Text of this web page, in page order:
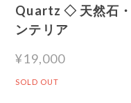
Quartz ◇ 天然石
ンテリア
¥19,000
SOLD OUT